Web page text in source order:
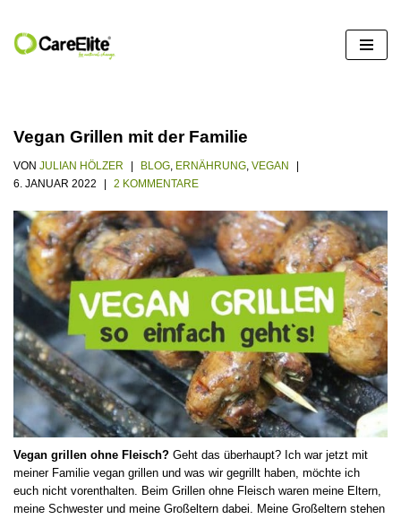
Vegan Grillen mit der Familie
VON JULIAN HÖLZER BLOG ERNÄHRUNG VEGAN
6. JANUAR 2022
2 KOMMENTARE
Vegan grillen ohne Fleisch? Geht das überhaupt? Ich war jetzt mit
meiner Familie vegan grillen und was wir gegrillt haben, möchte ich
euch nicht vorenthalten. Beim Grillen ohne Fleisch waren meine Eltern,
meine Schwester und meine Großeltern dabei. Meine Großeltern stehen